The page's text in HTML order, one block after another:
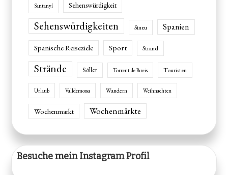
Santanyí Sehenswürdigkeit
Sehenswürdigkeiten Sineu Spanien
Spanische Reiseziele Sport Strand
Strände Sóller Torrent de Pareis Touristen
Urlaub Valldemossa Wandern Weihnachten
Wochenmarkt Wochenmärkte
Besuche mein Instagram Profil